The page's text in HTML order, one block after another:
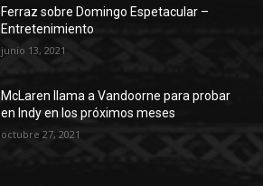
Ferraz sobre Domingo Espetacular –
Entretenimiento
junio 13, 2021
McLaren llama a Vandoorne para probar
en Indy en los próximos meses
octubre 27, 2021